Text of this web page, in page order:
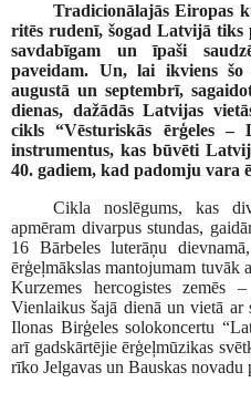
Tradicionālajās Eiropas
ritēs rudenī, šogad Latvijā tiks
savdabīgam un īpaši
paveidam. Un, lai ikviens
augustā un septembrī,
dienas, dažādās Latvijas
cikls “Vēsturiskās ērģeles –
instrumentus, kas būvēti
40. gadiem, kad padomju vara
Cikla noslēgums, kas
apmēram divarpus stundas,
16 Bārbeles luterāņu
ērģeļmākslas mantojumam tuvāk
Kurzemes hercogistes zemēs
Vienlaikus šajā dienā un vietā ar
Ilonas Birģeles solokoncertu
arī gadskārtējie ērģeļmūzikas
rīko Jelgavas un Bauskas novadu